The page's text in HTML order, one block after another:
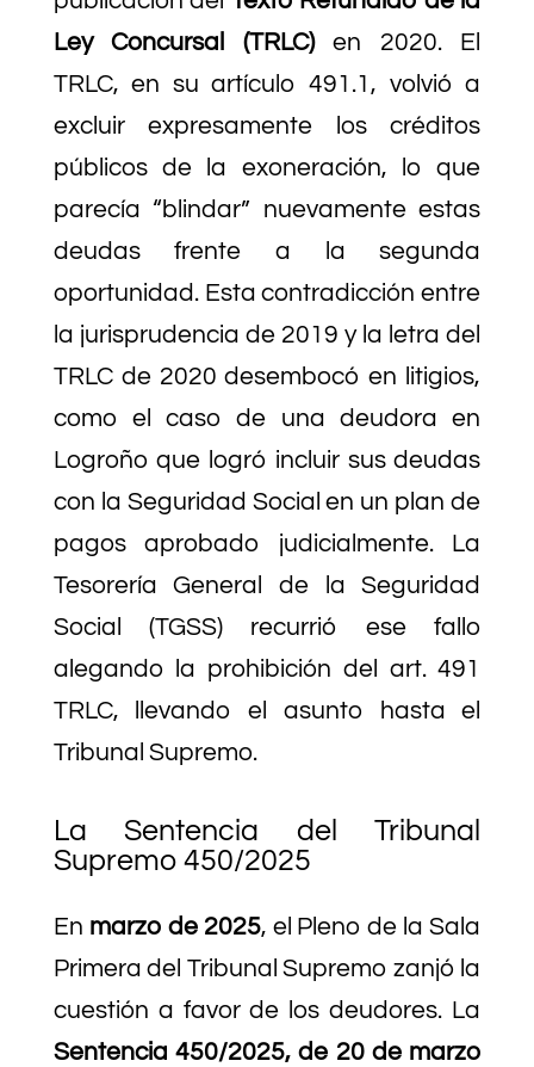
Ley Concursal (TRLC)en 2020. El
TRLC, en su artículo 491.1, volvió a
excluir expresamente los créditos
públicos de la exoneración, lo que
parecía “blindar” nuevamente estas
deudas frente a la segunda
oportunidad. Esta contradicción entre
la jurisprudencia de 2019 y la letra del
TRLC de 2020 desembocó en litigios,
como el caso de una deudora en
Logroño que logró incluir sus deudas
con la Seguridad Social en un plan de
pagos aprobado judicialmente. La
Tesorería General de la Seguridad
Social (TGSS) recurrió ese fallo
alegando la prohibición del art. 491
TRLC, llevando el asunto hasta el
Tribunal Supremo.
La Sentencia del Tribunal
Supremo 450/2025
En marzo de 2025, el Pleno de la Sala
Primera del Tribunal Supremo zanjó la
cuestión a favor de los deudores. La
Sentencia 450/2025, de 20 de marzo